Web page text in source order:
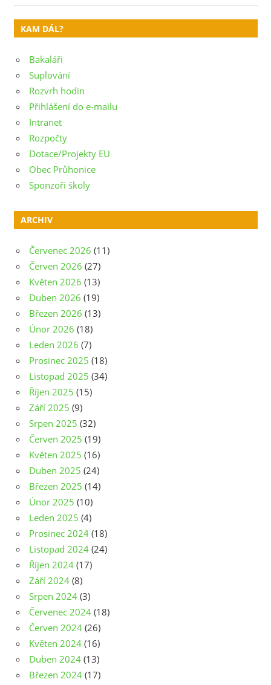
příspěvek
Post:
KAM DÁL?
Bakaláři
Suplování
Rozvrh hodin
Přihlášení do e-mailu
Intranet
Rozpočty
Dotace/Projekty EU
Obec Průhonice
Sponzoři školy
ARCHIV
Červenec 2026 (11)
Červen 2026 (27)
Květen 2026 (13)
Duben 2026 (19)
Březen 2026 (13)
Únor 2026 (18)
Leden 2026 (7)
Prosinec 2025 (18)
Listopad 2025 (34)
Říjen 2025 (15)
Září 2025 (9)
Srpen 2025 (32)
Červen 2025 (19)
Květen 2025 (16)
Duben 2025 (24)
Březen 2025 (14)
Únor 2025 (10)
Leden 2025 (4)
Prosinec 2024 (18)
Listopad 2024 (24)
Říjen 2024 (17)
Září 2024 (8)
Srpen 2024 (3)
Červenec 2024 (18)
Červen 2024 (26)
Květen 2024 (16)
Duben 2024 (13)
Březen 2024 (17)